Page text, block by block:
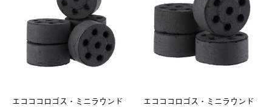
エコココロゴス・ミニラウンド
エコココロゴス・ミニラウンド